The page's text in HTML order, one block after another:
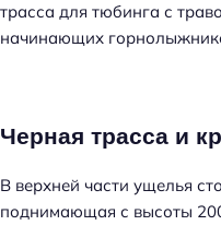
трасса для тюбинга с
начинающих
Черная трасса и
В верхней части ущелья
поднимающая с высоты